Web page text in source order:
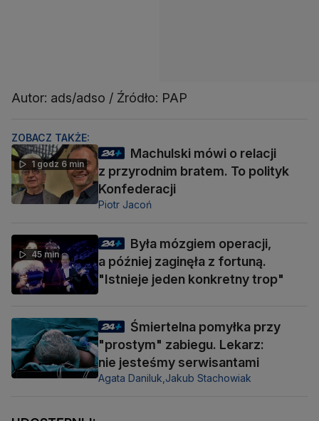
Autor: ads/adso / Źródło: PAP
ZOBACZ TAKŻE:
1 godz 6 min
Machulski mówi o relacji
z przyrodnim bratem. To polityk
Konfederacji
Piotr Jacoń
45 min
Była mózgiem operacji,
a później zaginęła z fortuną.
"Istnieje jeden konkretny trop"
Śmiertelna pomyłka przy
"prostym" zabiegu. Lekarz:
nie jesteśmy serwisantami
Agata Daniluk, Jakub Stachowiak